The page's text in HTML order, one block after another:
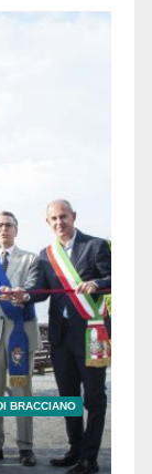
BRACCIANO